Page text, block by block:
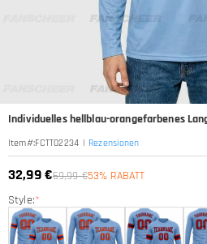
Individuelles hellblau-orangefarbenes
Item#:FCTT02234 | Rezensionen
32,99 €69,99 €53% RABATT
Style:*